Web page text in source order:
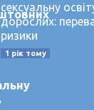
сексуальну
дорослих:
ризики
1 рік тому